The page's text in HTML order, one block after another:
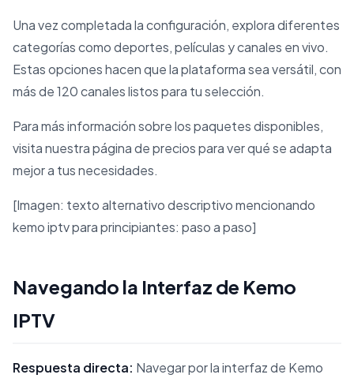
Una vez completada la configuración, explora diferentes
categorías como deportes, películas y canales en vivo.
Estas opciones hacen que la plataforma sea versátil, con
más de 120 canales listos para tu selección.
Para más información sobre los paquetes disponibles,
visita nuestra página de precios para ver qué se adapta
mejor a tus necesidades.
[Imagen: texto alternativo descriptivo mencionando
kemo iptv para principiantes: paso a paso]
Navegando la Interfaz de Kemo
IPTV
Respuesta directa: Navegar por la interfaz de Kemo